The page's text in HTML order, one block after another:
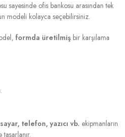
sayesinde ofis bankosu arasından tek
modeli kolayca seçebilirsiniz.
formda üretilmiş bir karşılama
telefon, yazıcı vb. ekipmanların
tasarlanır.